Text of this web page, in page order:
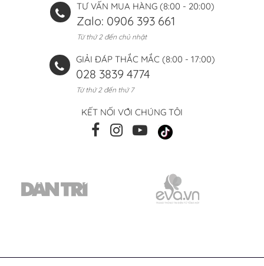
TƯ VẤN MUA HÀNG (8:00 - 20:00)
Zalo: 0906 393 661
Từ thứ 2 đến chủ nhật
GIẢI ĐÁP THẮC MẮC (8:00 - 17:00)
028 3839 4774
Từ thứ 2 đến thứ 7
KẾT NỐI VỚI CHÚNG TÔI